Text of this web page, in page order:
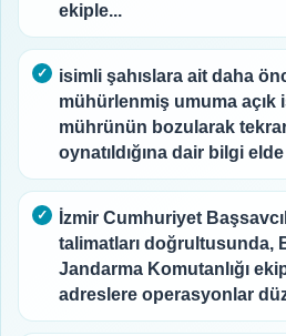
ekiple...
isimli şahıslara ait daha
mühürlenmiş umuma açık
mührünün bozularak
oynatıldığına dair bilgi
İzmir Cumhuriyet
talimatları doğrultusunda,
Jandarma Komutanlığı
adreslere operasyonlar